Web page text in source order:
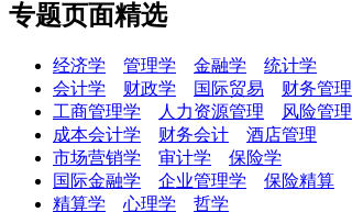
专题页面精选
经济学 管理学 金融学
统计学
会计学
财政学 国际贸易
财务管理
工商管理学
人力资源管理
风险管理
成本会计学
财务会计
酒店管理
市场营销学
审计学
保险学
国际金融学
企业管理学
保险精算
精算学
心理学 哲学